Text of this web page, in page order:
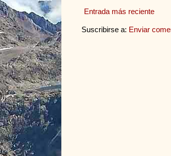
Entrada más reciente
Suscribirse a: Enviar